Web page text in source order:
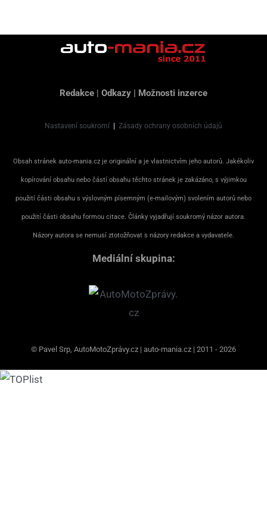
Redakce | Odkazy | Možnosti inzerce
Nastavení soukromí Zásady ochrany osobních údajů
Obsah stránek auto-mania.cz je originální a je vlastnictvím jeho autorů. Jakékoliv
kopírování obsahu nebo částí obsahu těchto stránek je zakázáno, s výjimkou
použití části obsahu s výslovným písemným (e-mailovým) svolením autorů nebo
použití části obsahu formou citace. Články vyjadřují soukromý názor autora.
Názory autora se nemusí ztotožňovat s názory redakce a vydavatele.
Mediální skupina:
© Pavel Srp, AutoMotoZprávy.cz | auto-mania.cz | 2011 - 2026